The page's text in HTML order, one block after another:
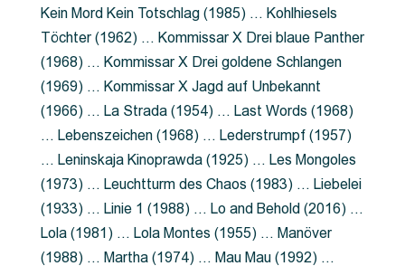
Kein Mord Kein Totschlag (1985) … Kohlhiesels
Töchter (1962) … Kommissar X Drei blaue Panther
(1968) … Kommissar X Drei goldene Schlangen
(1969) … Kommissar X Jagd auf Unbekannt
(1966) … La Strada (1954) … Last Words (1968)
… Lebenszeichen (1968) … Lederstrumpf (1957)
… Leninskaja Kinoprawda (1925) … Les Mongoles
(1973) … Leuchtturm des Chaos (1983) … Liebelei
(1933) … Linie 1 (1988) … Lo and Behold (2016) …
Lola (1981) … Lola Montes (1955) … Manöver
(1988) … Martha (1974) … Mau Mau (1992) …